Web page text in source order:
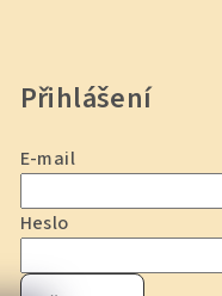
Přihlášení
E-mail
Heslo